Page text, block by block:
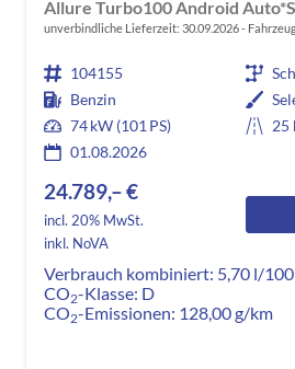
unverbindliche Lieferzeit: 30.09.2026
104155
Benzin
74 kW (101 PS)
25
01.08.2026
24.789,– €
incl. 20% MwSt.
inkl. NoVA
Verbrauch kombiniert: 5,70 l/
CO2-Klasse: D
CO2-Emissionen: 128,00 g/km